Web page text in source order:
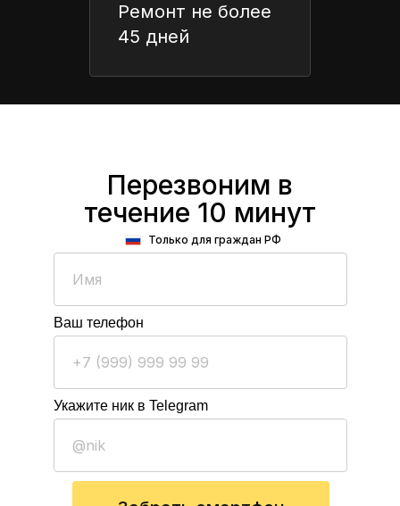
Ремонт не более
45 дней
Перезвоним в
течение 10 минут
Ваш телефон
Укажите ник в Telegram
Только для граждан РФ